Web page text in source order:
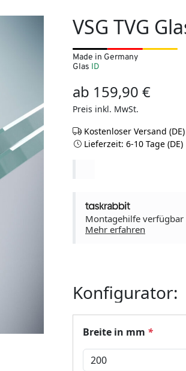
VSG TVG
Made in Germany
Glas ID
ab 159,90 €
Preis inkl. MwSt.
Kostenloser Versand (DE)
Lieferzeit: 6-10 Tage (DE)
Montagehilfe verfügbar
Mehr erfahren
Konfigurator:
Breite in mm *